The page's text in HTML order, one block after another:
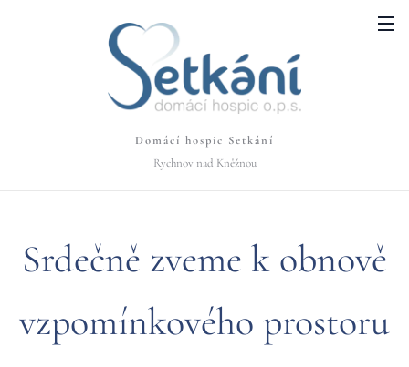
Domácí hospic Setkání
Rychnov nad Kněžnou
Srdečně zveme k obnově
vzpomínkového prostoru